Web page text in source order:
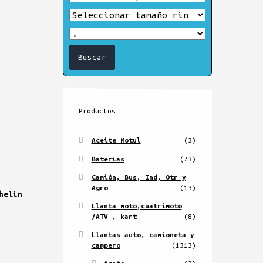
Productos
Aceite Motul (3)
Baterías (73)
Camión, Bus, Ind, Otr y
Agro
(13)
Llanta moto,cuatrimoto
/ATV , kart
(8)
Llantas auto, camioneta y
campero
(1313)